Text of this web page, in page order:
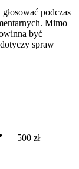
podczas
Mimo
być
spraw
500 zł